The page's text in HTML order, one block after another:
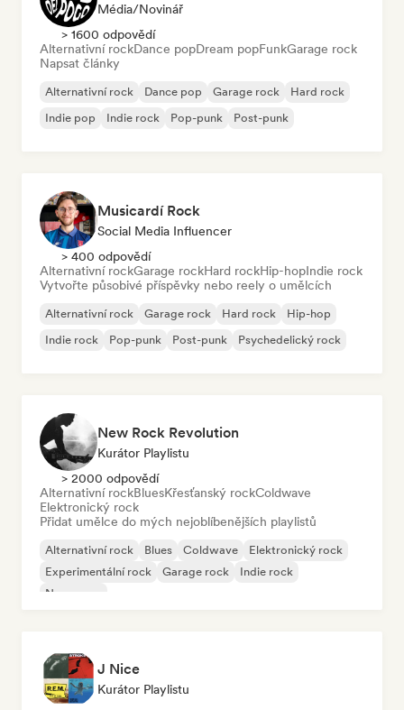
Média/novinář
> 1600 odpovědí
Alternativní rockDance popDream popFunkGarage rock
Napsat články
Alternativní rock Dance pop Garage rock
Hard rock
Indie pop
Indie rock Pop-punk Post-punk
Musicardí Rock
Social Media Influencer
> 400 odpovědí
Alternativní rockGarage rockHard rockHip-hopIndie rock
Vytvořte působivé příspěvky nebo reely o umělcích
Alternativní rock Garage rock Hard rock
Hip-hop
Indie rock
Pop-punk Post-punk Psychedelický rock
New Rock Revolution
Kurátor Playlistu
> 2000 odpovědí
Alternativní rockBluesKřesťanský rockColdwave
Elektronický rock
Přidat umělce do mých nejoblíbenějších playlistů
Alternativní rock Blues Coldwave
Elektronický rock
Experimentální rock
Garage rock
Indie rock
New wave
J Nice
Kurátor Playlistu